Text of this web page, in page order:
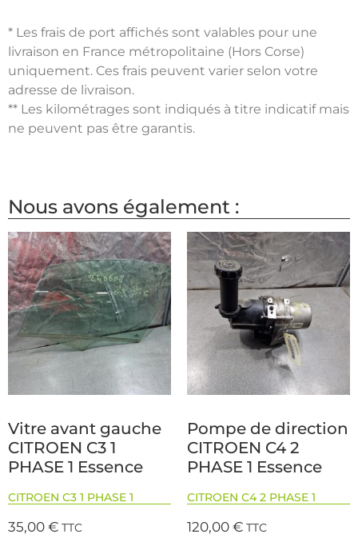
* Les frais de port affichés sont valables pour une
livraison en France métropolitaine (Hors Corse)
uniquement. Ces frais peuvent varier selon votre
adresse de livraison.
** Les kilométrages sont indiqués à titre indicatif mais
ne peuvent pas être garantis.
Nous avons également :
Vitre avant gauche
CITROEN C3 1
PHASE 1 Essence
CITROEN C3 1 PHASE 1
35,00€ TTC
Pompe de direction
CITROEN C4 2
PHASE 1 Essence
CITROEN C4 2 PHASE 1
120,00€ TTC